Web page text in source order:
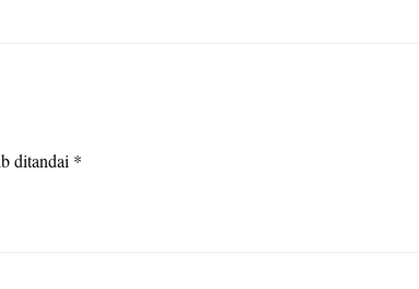
ditandai *